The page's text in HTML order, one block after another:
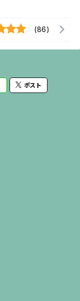
(86)
ポスト